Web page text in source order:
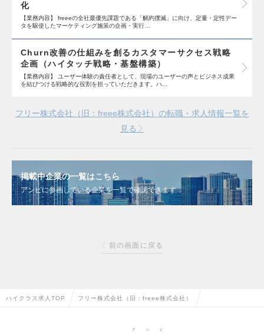
化
【業務内容】 freeeの全社最優先課題である「解約撲滅」に向け、定量・定性デー
タを駆使したマーケティング施策の企画・実行…
Churn改善の仕組みを創るカスタマーサクセス戦略
企画（ハイタッチ戦略・基盤構築）
【業務内容】 ユーザー体験の責任者として、現場のユーザーの声とビジネス成果
を結びつける戦略的な役割を担っていただきます。ハ…
フリー株式会社（旧：freee株式会社）の転職・求人情報一覧を
見る
掲載中企業の一覧はこちら
アンビに参画している企業を一覧で確認できます
前の画面に戻る
ハイクラス求人TOP フリー株式会社（旧：freee株式会社）